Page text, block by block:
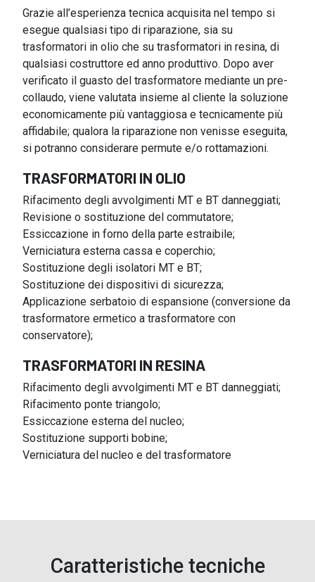
Grazie all’esperienza tecnica acquisita nel tempo si
esegue qualsiasi tipo di riparazione, sia su
trasformatori in olio che su trasformatori in resina, di
qualsiasi costruttore ed anno produttivo. Dopo aver
verificato il guasto del trasformatore mediante un pre-
collaudo, viene valutata insieme al cliente la soluzione
economicamente più vantaggiosa e tecnicamente più
affidabile; qualora la riparazione non venisse eseguita,
si potranno considerare permute e/o rottamazioni.
TRASFORMATORI IN OLIO
Rifacimento degli avvolgimenti MT e BT danneggiati;
Revisione o sostituzione del commutatore;
Essiccazione in forno della parte estraibile;
Verniciatura esterna cassa e coperchio;
Sostituzione degli isolatori MT e BT;
Sostituzione dei dispositivi di sicurezza;
Applicazione serbatoio di espansione (conversione da
trasformatore ermetico a trasformatore con
conservatore);
TRASFORMATORI IN RESINA
Rifacimento degli avvolgimenti MT e BT danneggiati;
Rifacimento ponte triangolo;
Essiccazione esterna del nucleo;
Sostituzione supporti bobine;
Verniciatura del nucleo e del trasformatore
Caratteristiche tecniche